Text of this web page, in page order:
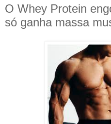
O Whey Protein
só ganha massa